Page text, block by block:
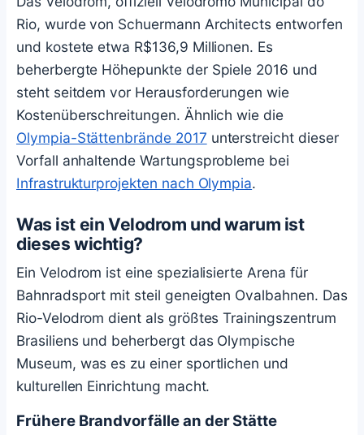
Rio, wurde von Schuermann Architects entworfen
und kostete etwa R$136,9 Millionen. Es
beherbergte Höhepunkte der Spiele 2016 und
steht seitdem vor Herausforderungen wie
Kostenüberschreitungen. Ähnlich wie die
Olympia-Stättenbrände 2017 unterstreicht dieser
Vorfall anhaltende Wartungsprobleme bei
Infrastrukturprojekten nach Olympia.
Was ist ein Velodrom und warum ist
dieses wichtig?
Ein Velodrom ist eine spezialisierte Arena für
Bahnradsport mit steil geneigten Ovalbahnen. Das
Rio-Velodrom dient als größtes Trainingszentrum
Brasiliens und beherbergt das Olympische
Museum, was es zu einer sportlichen und
kulturellen Einrichtung macht.
Frühere Brandvorfälle an der Stätte